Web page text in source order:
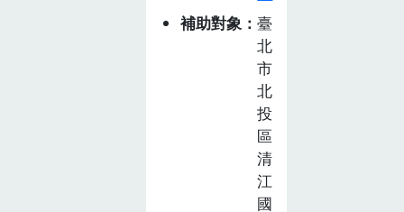
瑣，而且每個環
節都需 要人工
來執行，無法用
機器取代，在茭
白筍生長時，我
們需要以人工方
肥料、撈除有害
食
農
教
育
推
廣
計
畫
徵
補助對象
臺
北
市
北
投
區
清
江
國